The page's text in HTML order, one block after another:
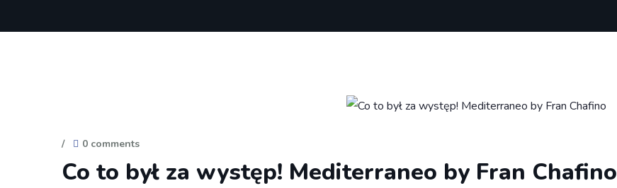
/ 0 comments
Co to był za występ! Mediterraneo by Fran Chafino